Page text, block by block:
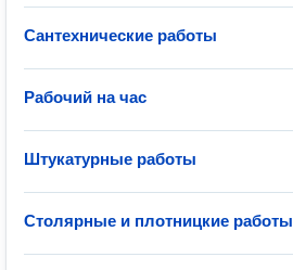
Сантехнические работы
Рабочий на час
Штукатурные работы
Столярные и плотницкие работы